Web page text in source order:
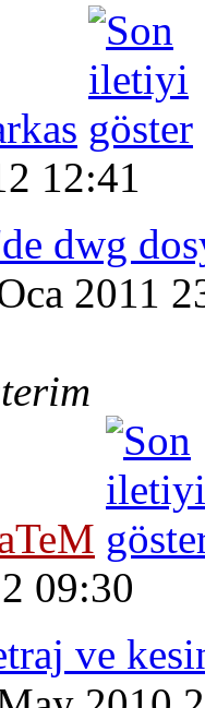
12:41
dwg
2011
09:30
ve